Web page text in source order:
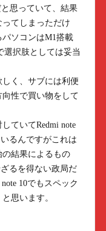
思っていて、結果
てしまっただけ
ソコンはM1搭載
選択肢としては妥当
く、サブには利便
性で買い物をして
ていてRedmi note
るんですがこれは
結果によるもの
ざるを得ない政局だ
10でもスペック
思います。